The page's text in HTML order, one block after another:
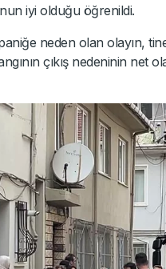
iyi olduğu öğrenildi.
neden olan olayın,
çıkış nedeninin net